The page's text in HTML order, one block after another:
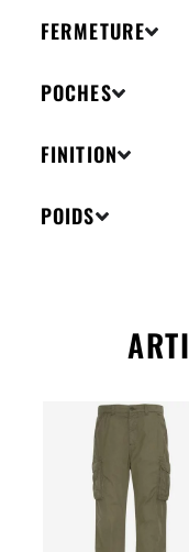
FERMETURE
POCHES
FINITION
POIDS